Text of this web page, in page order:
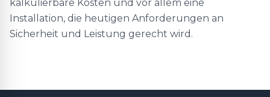
kalkulierbare Kosten und vor allem eine
Installation, die heutigen Anforderungen an
Sicherheit und Leistung gerecht wird.